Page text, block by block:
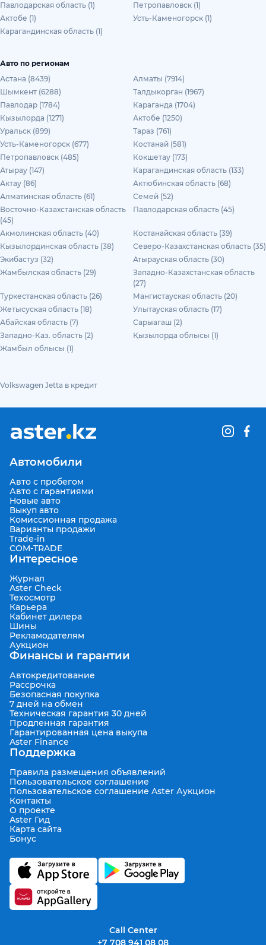
Павлодарская область (1)
Петропавловск (1)
Актобе (1)
Усть-Каменогорск (1)
Карагандинская область (1)
Авто по регионам
Астана (8439)
Алматы (7914)
Шымкент (6288)
Талдыкорган (1967)
Павлодар (1784)
Караганда (1704)
Кызылорда (1271)
Актобе (1250)
Уральск (899)
Тараз (761)
Усть-Каменогорск (677)
Костанай (581)
Петропавловск (485)
Кокшетау (173)
Атырау (147)
Карагандинская область (133)
Актау (86)
Актюбинская область (68)
Алматинская область (61)
Семей (52)
Восточно-Казахстанская область
(45)
Павлодарская область (45)
Акмолинская область (40)
Костанайская область (39)
Кызылординская область (38)
Северо-Казахстанская область (35)
Экибастуз (32)
Атырауская область (30)
Жамбылская область (29)
Западно-Казахстанская область
(27)
Туркестанская область (26)
Мангистауская область (20)
Жетысуская область (18)
Улытауская область (17)
Абайская область (7)
Сарыагаш (2)
Западно-Каз. область (2)
Қызылорда облысы (1)
Жамбыл облысы (1)
Volkswagen Jetta в кредит
Автомобили
Авто с пробегом
Авто с гарантиями
Новые авто
Выкуп авто
Комиссионная продажа
Варианты продажи
Trade-in
COM-TRADE
Интересное
Журнал
Aster Check
Техосмотр
Карьера
Кабинет дилера
Шины
Рекламодателям
Аукцион
Финансы и гарантии
Автокредитование
Рассрочка
Безопасная покупка
7 дней на обмен
Техническая гарантия 30 дней
Продленная гарантия
Гарантированная цена выкупа
Aster Finance
Поддержка
Правила размещения объявлений
Пользовательское соглашение
Пользовательское соглашение Aster Аукцион
Контакты
О проекте
Aster Гид
Карта сайта
Бонус
Call Center
+7 708 941 08 08